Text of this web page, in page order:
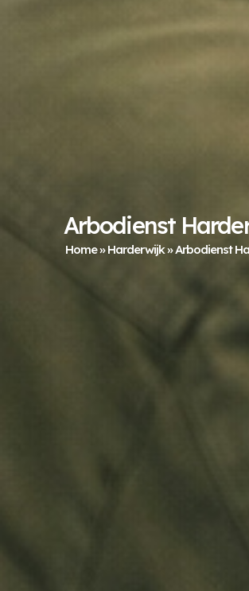
Arbodienst
Home»Harderwijk»Arbodienst